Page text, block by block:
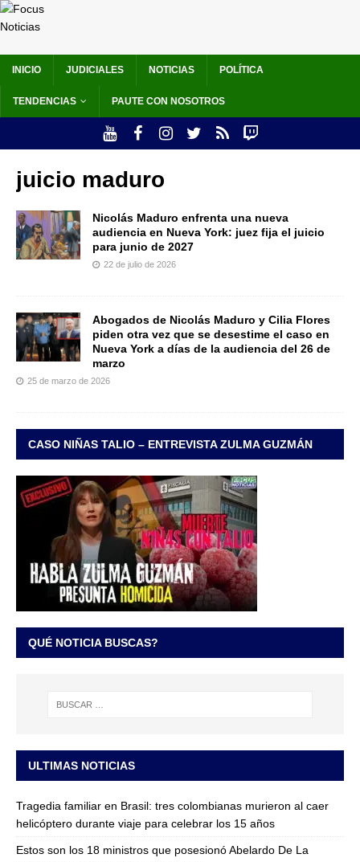
INICIO JUDICIALES NOTICIAS POLÍTICA
TENDENCIAS PAUTE CON NOSOTROS
juicio maduro
Nicolás Maduro enfrenta una nueva
audiencia en Nueva York: juez fija el juicio
para junio de 2027
22 de julio de 2026
Abogados de Nicolás Maduro y Cilia Flores
piden otra vez que se desestime el caso en
Nueva York a días de la audiencia del 26 de
marzo
25 de marzo de 2026
CASO NIÑAS TALIO – ENTREVISTA ZULMA GUZMÁN
QUÉ NOTICIA BUSCAS?
ULTIMAS NOTICIAS
Tragedia familiar en Brasil: tres colombianas murieron al caer
helicóptero durante viaje para celebrar los 15 años
Estos son los 18 ministros que posesionó Abelardo De La